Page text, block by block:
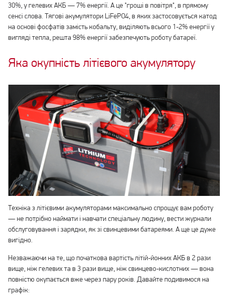
30%, у гелевих АКБ — 7% енергії. А це "гроші в повітря", в прямому
сенсі слова. Тягові акумулятори LiFePO4, в яких застосовується катод
на основі фосфатів замість кобальту, виділяють всього 1-2% енергії у
вигляді тепла, решта 98% енергії забезпечують роботу батареї.
Яка окупність літієвого акумулятору
Техніка з літієвими акумуляторами максимально спрощує вам роботу
— не потрібно наймати і навчати спеціальну людину, вести журнали
обслуговування і зарядки, як зі свинцевими батареями. А ще це дуже
вигідно.
Незважаючи на те, що початкова вартість літій-йонних АКБ в 2 рази
вище, ніж гелевих та в 3 рази вище, ніж свинцево-кислотних — вона
повністю окупається вже через пару років. Давайте подивимося на
графік: